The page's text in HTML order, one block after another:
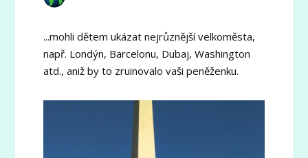
...mohli dětem ukázat nejrůznější velkoměsta,
např. Londýn, Barcelonu, Dubaj, Washington
atd., aniž by to zruinovalo vaši peněženku.